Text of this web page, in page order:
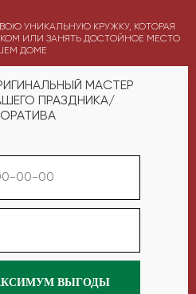
МАСТЕР
ПРАЗДНИКА/
ВЫГОДЫ
УНИКАЛЬНУЮ КРУЖКУ, КОТОРАЯ
ИЛИ ЗАНЯТЬ ДОСТОЙНОЕ МЕСТО
ДОМЕ